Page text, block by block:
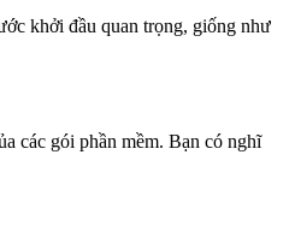
khởi đầu quan trọng, giống như
các gói phần mềm. Bạn có nghĩ